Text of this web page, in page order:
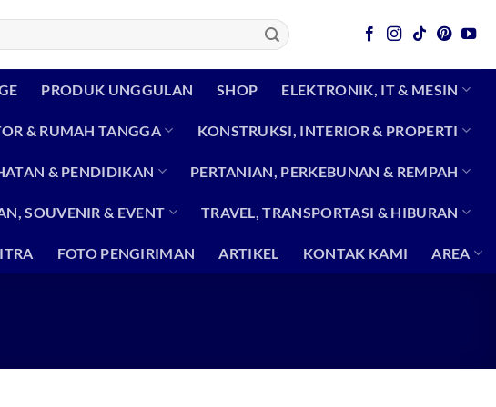
PRODUK UNGGULAN SHOP ELEKTRONIK, IT & MESIN
& RUMAH TANGGA KONSTRUKSI, INTERIOR & PROPERTI
& PENDIDIKAN PERTANIAN, PERKEBUNAN & REMPAH
SOUVENIR & EVENT TRAVEL, TRANSPORTASI & HIBURAN
FOTO PENGIRIMAN ARTIKEL KONTAK KAMI AREA